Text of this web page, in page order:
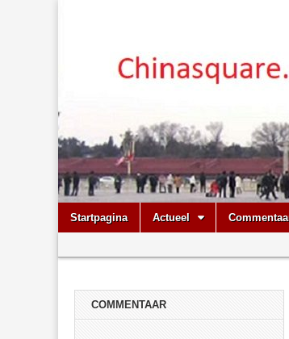
Main
menu
Skip
Startpagina Actueel
menu
COMMENTAAR